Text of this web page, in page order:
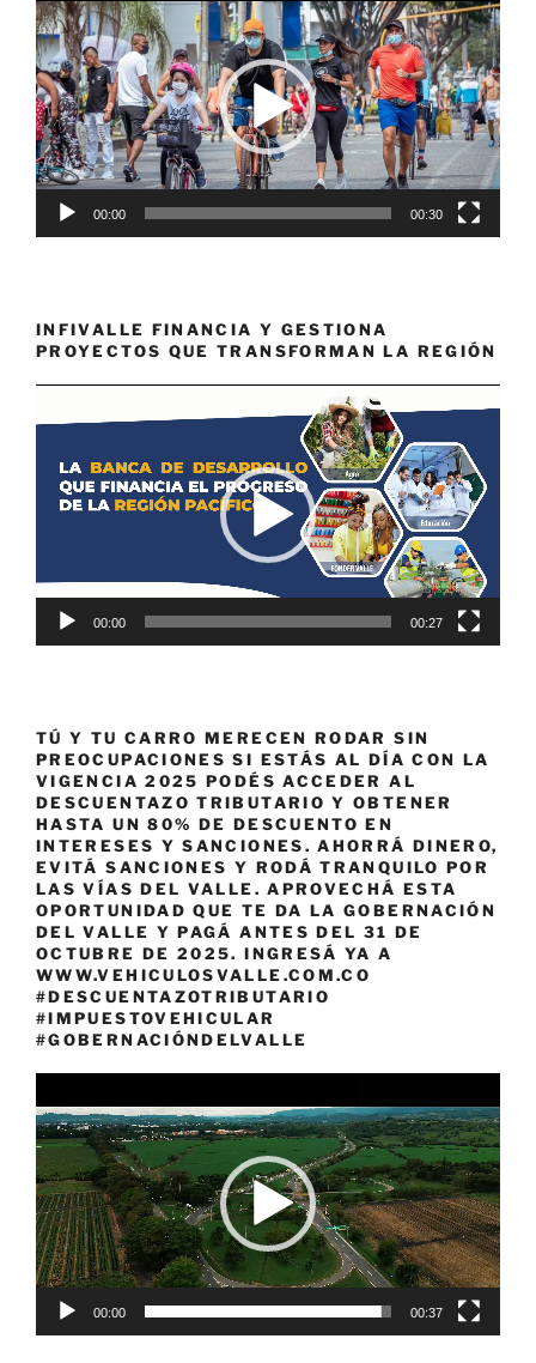
de
vídeo
00:00 00:30
INFIVALLE FINANCIA Y GESTIONA
PROYECTOS QUE TRANSFORMAN LA REGIÓN
de
00:00 00:27
TÚ Y TU CARRO MERECEN RODAR SIN
PREOCUPACIONES SI ESTÁS AL DÍA CON LA
VIGENCIA 2025 PODÉS ACCEDER AL
DESCUENTAZO TRIBUTARIO Y OBTENER
HASTA UN 80% DE DESCUENTO EN
INTERESES Y SANCIONES. AHORRÁ DINERO,
EVITÁ SANCIONES Y RODÁ TRANQUILO POR
LAS VÍAS DEL VALLE. APROVECHÁ ESTA
OPORTUNIDAD QUE TE DA LA GOBERNACIÓN
DEL VALLE Y PAGÁ ANTES DEL 31 DE
OCTUBRE DE 2025. INGRESÁ YA A
WWW.VEHICULOSVALLE.COM.CO
#DESCUENTAZOTRIBUTARIO
#IMPUESTOVEHICULAR
#GOBERNACIÓNDELVALLE
de
vídeo
00:00 00:37